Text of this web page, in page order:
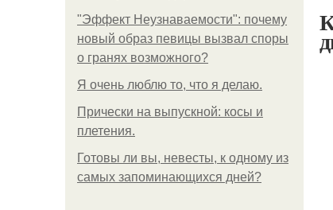
"Эффект Неузнаваемости": почему
новый образ певицы вызвал споры
о гранях возможного?
Я очень люблю то, что я делаю.
Прически на выпускной: косы и
плетения.
Готовы ли вы, невесты, к одному из
самых запоминающихся дней?